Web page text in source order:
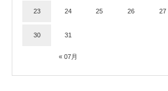
« 07月
23 24 25 26 27
30 31